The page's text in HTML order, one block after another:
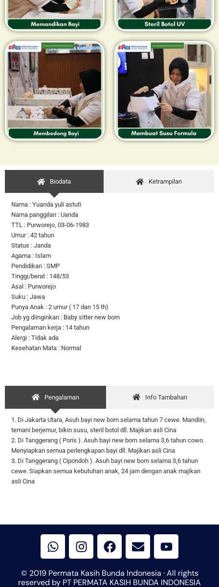
Biodata Ketrampilan
Nama : Yuanda yuli astuti
Nama panggilan : Uanda
TTL : Purworejo, 03-06-1983
Umur : 42 tahun
Status : Janda
Agama : Islam
Pendidikan : SMP
Tinggi/berat : 148/53
Asal : Purworejo
Suku : Jawa
Punya Anak : 2 umur ( 17 dan 15 th)
Job yg diinginkan : Baby sitter new born
Pengalaman kerja : 14 tahun
Alergi : Tidak ada
Kesehatan Mata : Normal
Pengalaman Info Tambahan
1. Di Jakarta Utara, Asuh bayi new born selama tahun 7 cewe. Mandiin,
temani berjemur, bikin susu, steril botol dll. Majikan asli Cina
2. Di Tanggerang ( Poris ). Asuh bayi new born selama 3,6 tahun cowo.
Menyiapkan semua perlengkapan bayi dll. Majikan asli Cina
3. Di Tanggerang ( Cipondoh ). Asuh bayi new born selama 3,6 tahun
cewe. Siapkan semua kebutuhan anak, 24 jam dengan anak majikan
asli Cina
h
a
t
s
n
s
t
a
a
c
b
n
v
e
l
o
u
t
u
© 2019 Permata Kasih Bunda Indonesia · All rights
reserved by PT PERMATA KASIH BUNDA INDONESIA